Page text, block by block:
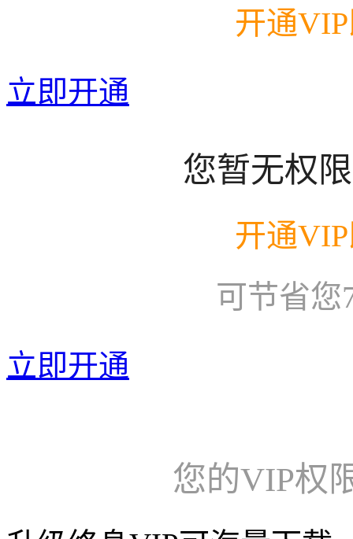
开通
立即开通
您暂无权
开通
可节省您
立即开通
您的VIP权